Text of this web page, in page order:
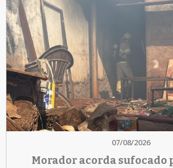
07/08/2026
Morador acorda sufocado